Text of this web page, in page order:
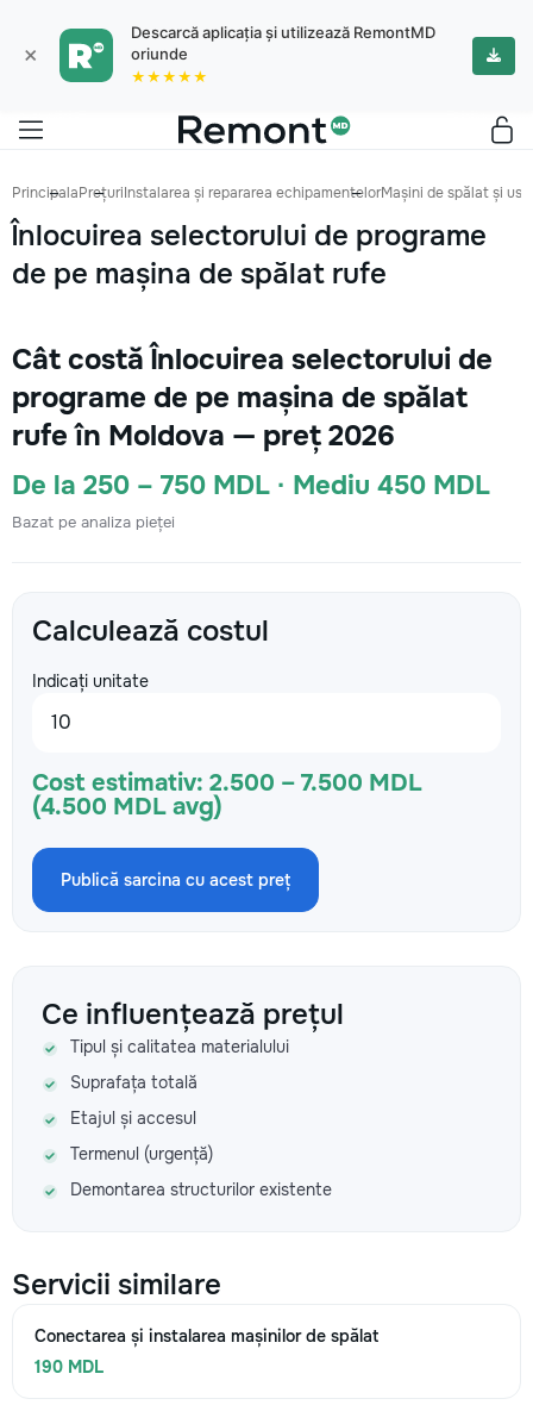
×
Descarcă aplicația și utilizează RemontMD
oriunde
★★★★★
PrincipalaPrețuriInstalarea și repararea echipamentelorMașini de spălat și
Înlocuirea selectorului de programe
de pe mașina de spălat rufe
Cât costă Înlocuirea selectorului de
programe de pe mașina de spălat
rufe în Moldova — preț 2026
De la 250 – 750 MDL · Mediu 450 MDL
Bazat pe analiza pieței
Calculează costul
Indicați unitate
Cost estimativ: 2.500 – 7.500 MDL
(4.500 MDL avg)
Publică sarcina cu acest preț
Ce influențează prețul
Tipul și calitatea materialului
Suprafața totală
Etajul și accesul
Termenul (urgență)
Demontarea structurilor existente
Servicii similare
Conectarea și instalarea mașinilor de spălat
190 MDL